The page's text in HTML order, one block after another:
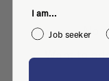
No
Want to
I am...
Job seeker